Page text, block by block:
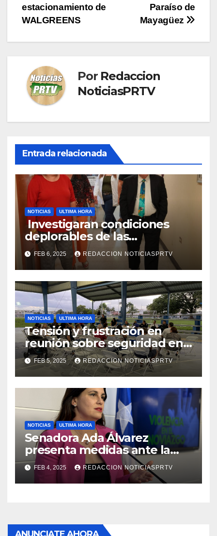
Paraíso de
Mayagüez
estacionamiento de
WALGREENS
Por Redaccion
NoticiasPRTV
Entrada relacionada
NOTICIAS ULTIMA HORA
Investigaran condiciones
deplorables de las
facilidades el Departamento
de la Salud en Mayagüez
FEB 6, 2025 REDACCION NOTICIASPRTV
NOTICIAS ULTIMA HORA
Tensión y frustración en
reunión sobre seguridad en
Reparto Metropolitano
FEB 5, 2025 REDACCION NOTICIASPRTV
NOTICIAS ULTIMA HORA
Senadora Ada Álvarez
presenta medidas ante la
violencia en el noviazgo
FEB 4, 2025 REDACCION NOTICIASPRTV